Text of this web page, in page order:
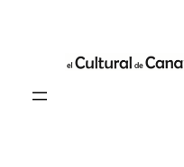
contenido